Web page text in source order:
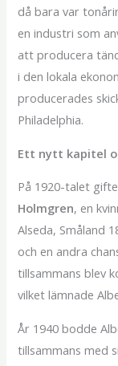
då bara var
en industri som
att producera
i den lokala
producerades
Philadelphia.
Ett nytt kapitel
På 1920-talet
Holmgren, en
Alseda, Småland
och en andra
tillsammans blev
vilket lämnade
År 1940 bodde
tillsammans med